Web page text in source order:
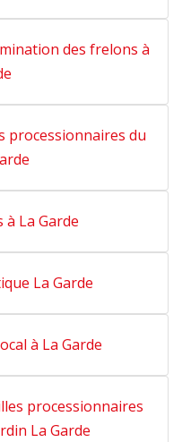
des frelons à
processionnaires du
La Garde
La Garde
à La Garde
processionnaires
La Garde